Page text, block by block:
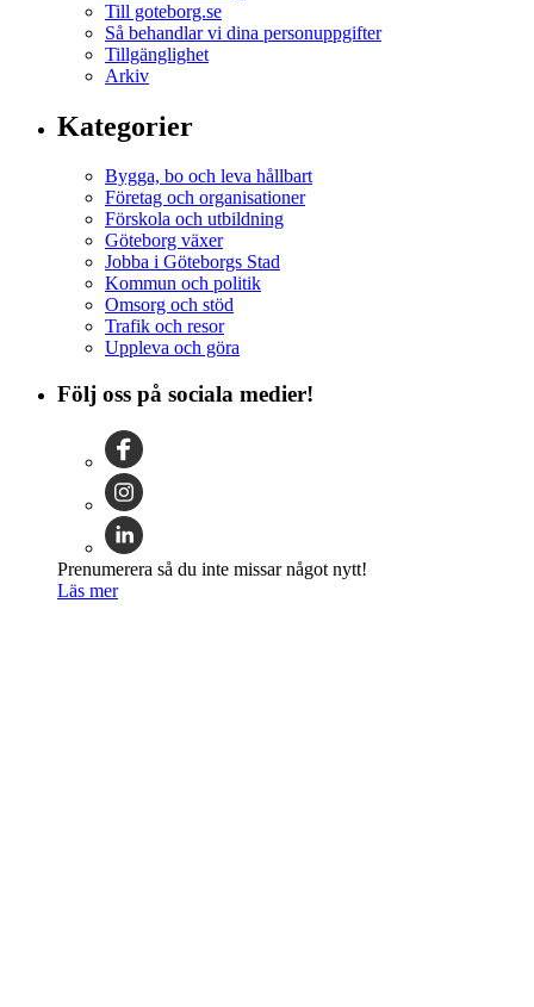
Till goteborg.se
Så behandlar vi dina personuppgifter
Tillgänglighet
Arkiv
Kategorier
Bygga, bo och leva hållbart
Företag och organisationer
Förskola och utbildning
Göteborg växer
Jobba i Göteborgs Stad
Kommun och politik
Omsorg och stöd
Trafik och resor
Uppleva och göra
Följ oss på sociala medier!
Prenumerera så du inte missar något nytt!
Läs mer